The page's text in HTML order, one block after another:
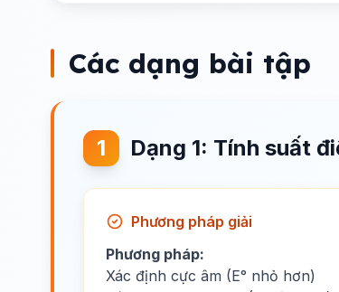
Các dạng bài tập
1 Dạng 1: Tính suất
Phương pháp giải
Phương pháp:
Xác định cực âm (E° nhỏ hơn)